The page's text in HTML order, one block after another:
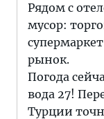
Рядом с
мусор:
рынок.
Погода
вода 27!
Турции